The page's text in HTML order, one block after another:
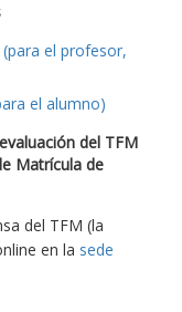
el profesor,
el alumno)
del TFM
Matrícula de
del TFM (la
en la sede